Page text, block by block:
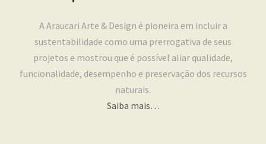
A Araucari Arte & Design é pioneira em incluir a
sustentabilidade como uma prerrogativa de seus
projetos e mostrou que é possível aliar qualidade,
funcionalidade, desempenho e preservação dos recursos
naturais.
Saiba mais…